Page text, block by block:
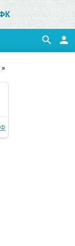
person
search
»